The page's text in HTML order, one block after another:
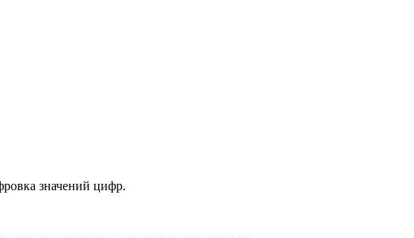
значений цифр.